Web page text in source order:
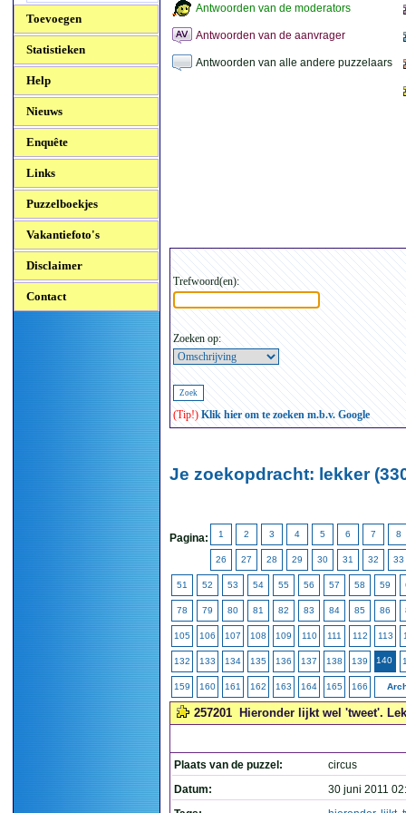
Toevoegen
Statistieken
Help
Nieuws
Enquête
Links
Puzzelboekjes
Vakantiefoto's
Disclaimer
Contact
Antwoorden van de moderators
Antwoorden van de aanvrager
Antwoorden van alle andere puzzelaars
Trefwoord(en):
Zoeken op:
(Tip!) Klik hier om te zoeken m.b.v. Google
Je zoekopdracht: lekker
Pagina: 1 2 3 4 5 6 7 8
26 27 28 29 30 31 32 33
51 52 53 54 55 56 57 58 59
78 79 80 81 82 83 84 85 86
105 106 107 108 109 110 111 112 113
132 133 134 135 136 137 138 139 140
159 160 161 162 163 164 165 166
257201 Hieronder lijkt wel 'tweet'.
Plaats van de puzzel:
circus
Datum:
30 juni 2011